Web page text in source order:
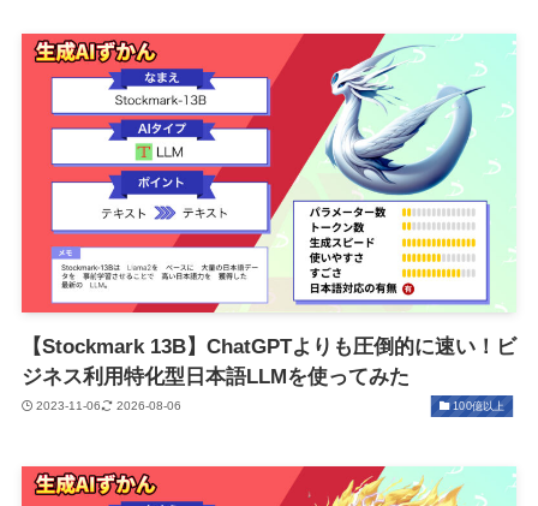
【Stockmark 13B】ChatGPTよりも圧倒的に速い！ビ
ジネス利用特化型日本語LLMを使ってみた
2023-11-06 2026-08-06 100億以上